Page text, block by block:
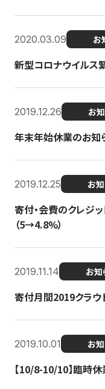
2020.03.09 お
新型コロナウイルス
2019.12.26 お
年末年始休業のお知
2019.12.25 お
寄付・会費のクレジ
（5→4.8%）
2019.11.14 お知
寄付月間2019クラウ
2019.10.01 お
【10/8-10/10】臨時